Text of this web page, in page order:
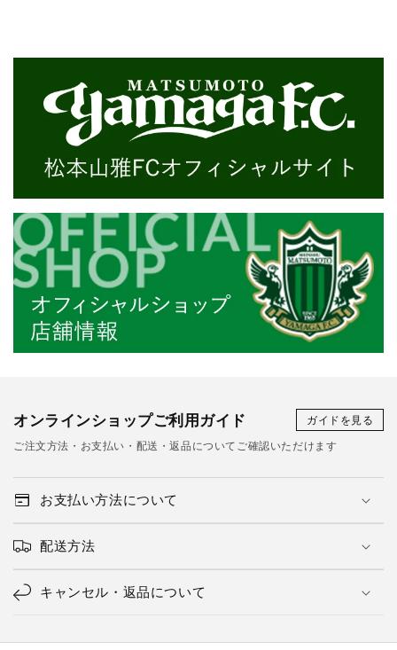
オンラインショップご利用ガイド
ガイドを見る
ご注文方法・お支払い・配送・返品についてご確認いただけます
お支払い方法について
配送方法
キャンセル・返品について